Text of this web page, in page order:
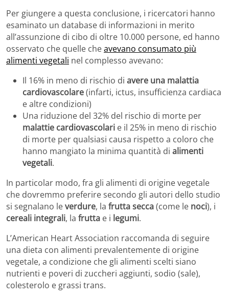
Per giungere a questa conclusione, i ricercatori hanno
esaminato un database di informazioni in merito
all’assunzione di cibo di oltre 10.000 persone, ed hanno
osservato che quelle cheavevano consumato più
alimenti vegetali nel complesso avevano:
Il 16% in meno di rischio di avere una malattia
cardiovascolare(infarti, ictus, insufficienza cardiaca
e altre condizioni)
Una riduzione del 32% del rischio di morte per
malattie cardiovascolari e il 25% in meno di rischio
di morte per qualsiasi causa rispetto a coloro che
hanno mangiato la minima quantità di alimenti
vegetali.
In particolar modo, fra gli alimenti di origine vegetale
che dovremmo preferire secondo gli autori dello studio
si segnalano leverdure, la frutta secca(come le noci), i
cereali integrali, la frutta e i legumi.
L’American Heart Association raccomanda di seguire
una dieta con alimenti prevalentemente di origine
vegetale, a condizione che gli alimenti scelti siano
nutrienti e poveri di zuccheri aggiunti, sodio (sale),
colesterolo e grassi trans.